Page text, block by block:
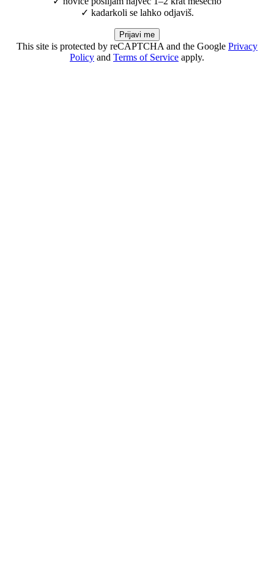
✓ kadarkoli se lahko odjaviš.
Prijavi me
This site is protected by reCAPTCHA and the Google Privacy
Policy and Terms of Service apply.